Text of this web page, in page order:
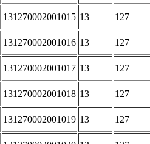
131270002001015 13 127
131270002001016 13 127
131270002001017 13 127
131270002001018 13 127
131270002001019 13 127